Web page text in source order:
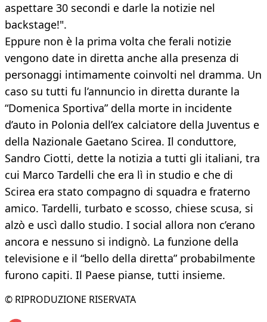
aspettare 30 secondi e darle la notizie nel
backstage!".
Eppure non è la prima volta che ferali notizie
vengono date in diretta anche alla presenza di
personaggi intimamente coinvolti nel dramma. Un
caso su tutti fu l’annuncio in diretta durante la
“Domenica Sportiva” della morte in incidente
d’auto in Polonia dell’ex calciatore della Juventus e
della Nazionale Gaetano Scirea. Il conduttore,
Sandro Ciotti, dette la notizia a tutti gli italiani, tra
cui Marco Tardelli che era lì in studio e che di
Scirea era stato compagno di squadra e fraterno
amico. Tardelli, turbato e scosso, chiese scusa, si
alzò e uscì dallo studio. I social allora non c’erano
ancora e nessuno si indignò. La funzione della
televisione e il “bello della diretta” probabilmente
furono capiti. Il Paese pianse, tutti insieme.
© RIPRODUZIONE RISERVATA